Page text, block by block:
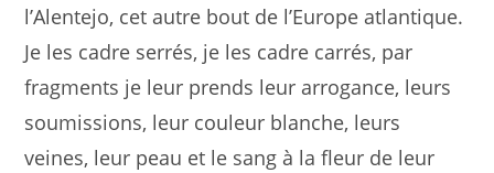
l’Alentejo, cet autre bout de l’Europe atlantique.
Je les cadre serrés, je les cadre carrés, par
fragments je leur prends leur arrogance, leurs
soumissions, leur couleur blanche, leurs
veines, leur peau et le sang à la fleur de leur